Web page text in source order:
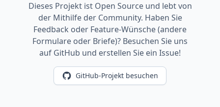
Dieses Projekt ist Open Source und lebt von
der Mithilfe der Community. Haben Sie
Feedback oder Feature-Wünsche (andere
Formulare oder Briefe)? Besuchen Sie uns
auf GitHub und erstellen Sie ein Issue!
GitHub-Projekt besuchen